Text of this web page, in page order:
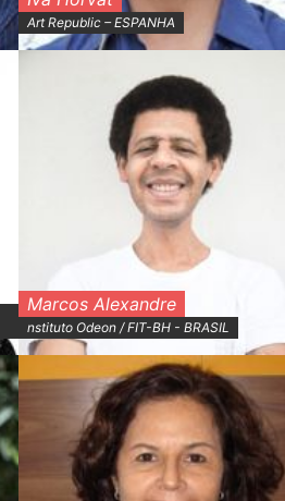
Art Republic – ESPANHA
Marcos Alexandre
nstituto Odeon / FIT-BH - BRASIL